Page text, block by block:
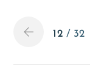
12 / 32